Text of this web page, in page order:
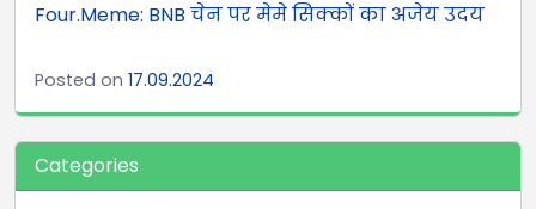
Four.Meme: BNB चेन पर मेमे सिक्कों का अजेय उदय
Posted on 17.09.2024
Categories